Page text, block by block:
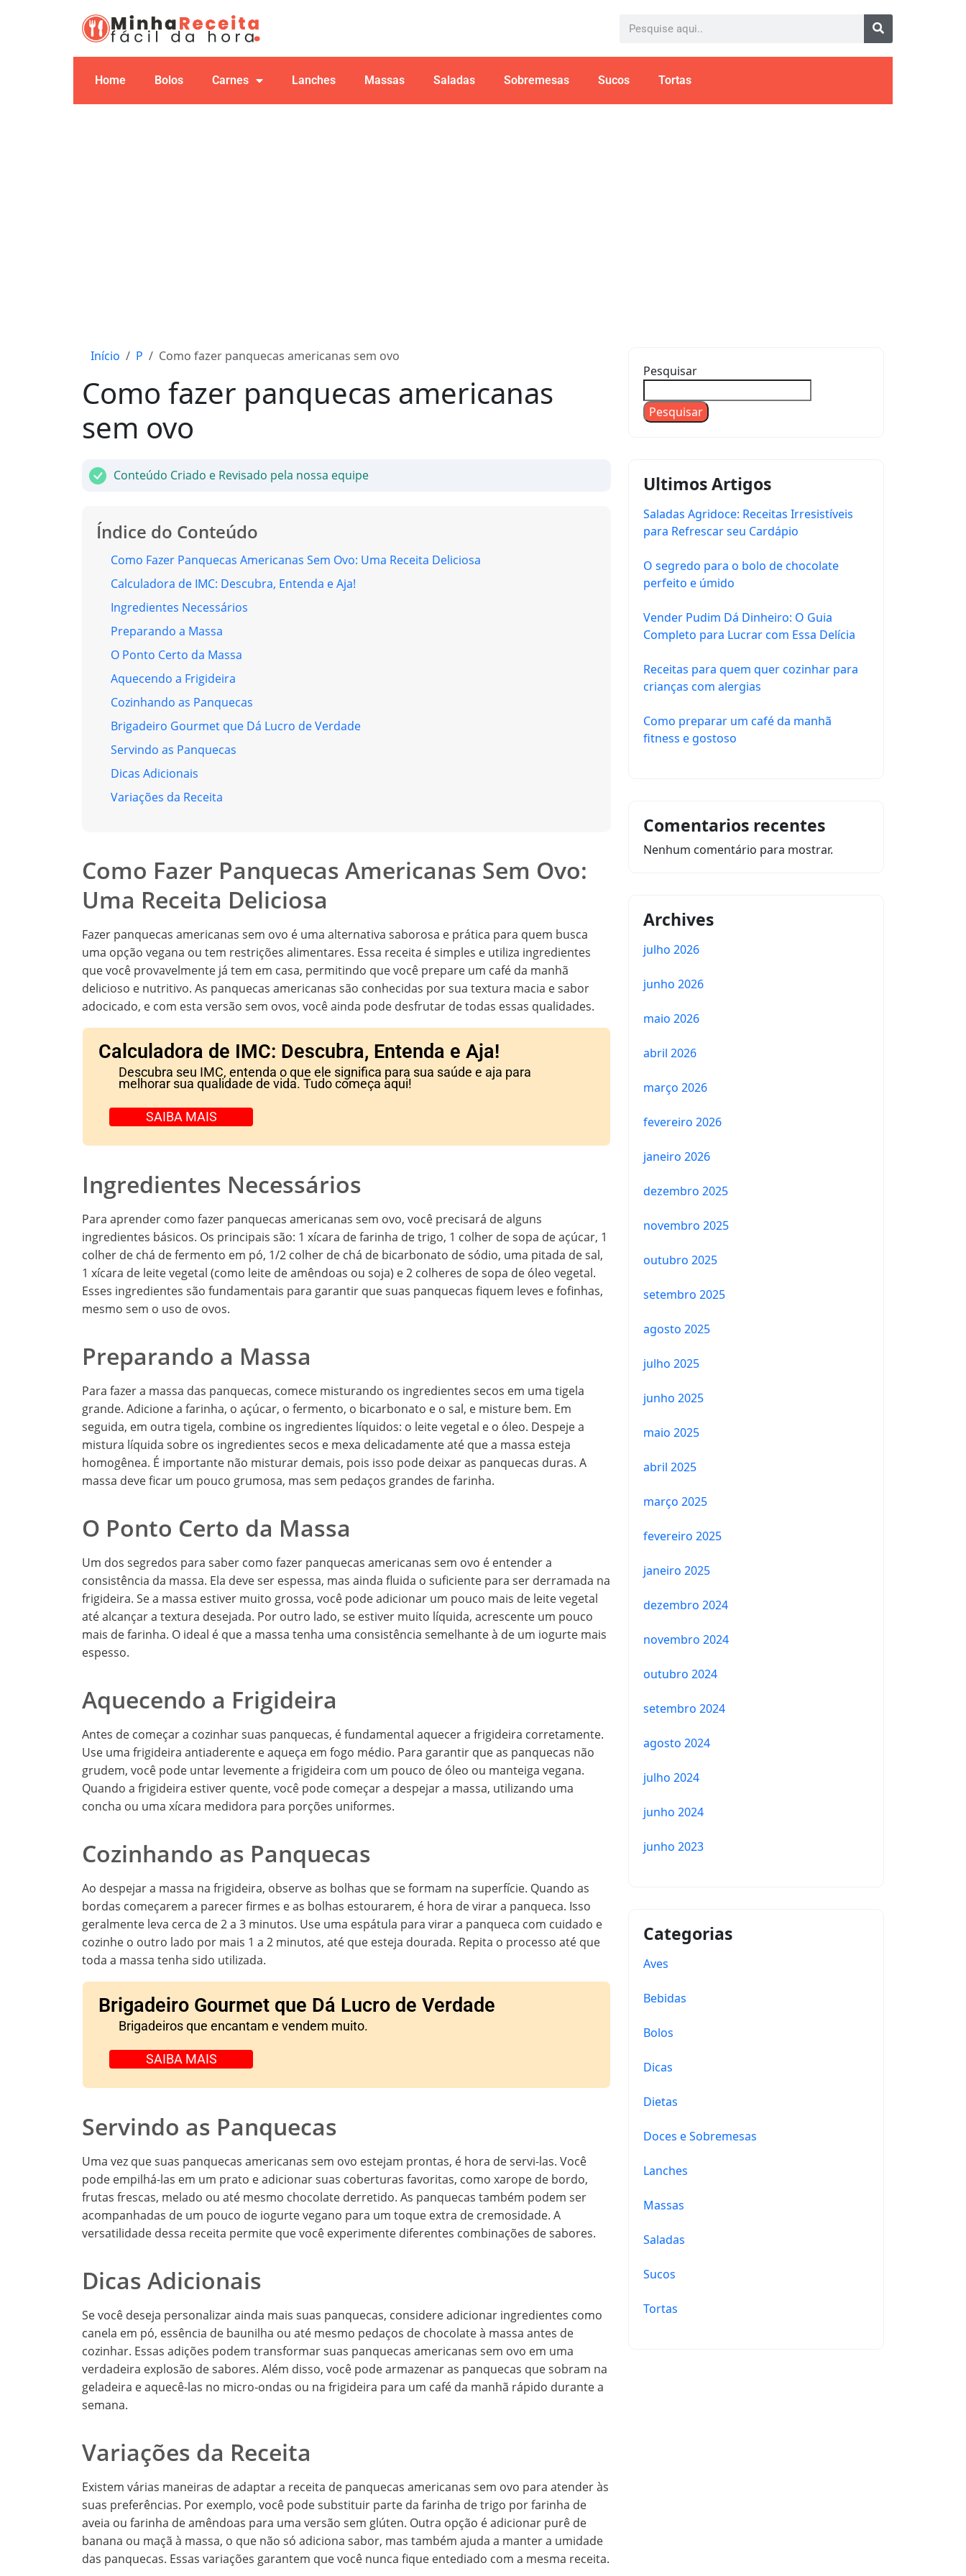
Home Bolos Carnes Lanches Massas Saladas Sobremesas Sucos Tortas
Início P Como fazer panquecas americanas sem ovo
Como fazer panquecas americanas
sem ovo
Conteúdo Criado e Revisado pela nossa equipe
Índice do Conteúdo
Como Fazer Panquecas Americanas Sem Ovo: Uma Receita Deliciosa
Calculadora de IMC: Descubra, Entenda e Aja!
Ingredientes Necessários
Preparando a Massa
O Ponto Certo da Massa
Aquecendo a Frigideira
Cozinhando as Panquecas
Brigadeiro Gourmet que Dá Lucro de Verdade
Servindo as Panquecas
Dicas Adicionais
Variações da Receita
Como Fazer Panquecas Americanas Sem Ovo:
Uma Receita Deliciosa
Fazer panquecas americanas sem ovo é uma alternativa saborosa e prática para quem busca
uma opção vegana ou tem restrições alimentares. Essa receita é simples e utiliza ingredientes
que você provavelmente já tem em casa, permitindo que você prepare um café da manhã
delicioso e nutritivo. As panquecas americanas são conhecidas por sua textura macia e sabor
adocicado, e com esta versão sem ovos, você ainda pode desfrutar de todas essas qualidades.
Calculadora de IMC: Descubra, Entenda e Aja!
Descubra seu IMC, entenda o que ele significa para sua saúde e aja para
melhorar sua qualidade de vida. Tudo começa aqui!
SAIBA MAIS
Ingredientes Necessários
Para aprender como fazer panquecas americanas sem ovo, você precisará de alguns
ingredientes básicos. Os principais são: 1 xícara de farinha de trigo, 1 colher de sopa de açúcar, 1
colher de chá de fermento em pó, 1/2 colher de chá de bicarbonato de sódio, uma pitada de sal,
1 xícara de leite vegetal (como leite de amêndoas ou soja) e 2 colheres de sopa de óleo vegetal.
Esses ingredientes são fundamentais para garantir que suas panquecas fiquem leves e fofinhas,
mesmo sem o uso de ovos.
Preparando a Massa
Para fazer a massa das panquecas, comece misturando os ingredientes secos em uma tigela
grande. Adicione a farinha, o açúcar, o fermento, o bicarbonato e o sal, e misture bem. Em
seguida, em outra tigela, combine os ingredientes líquidos: o leite vegetal e o óleo. Despeje a
mistura líquida sobre os ingredientes secos e mexa delicadamente até que a massa esteja
homogênea. É importante não misturar demais, pois isso pode deixar as panquecas duras. A
massa deve ficar um pouco grumosa, mas sem pedaços grandes de farinha.
O Ponto Certo da Massa
Um dos segredos para saber como fazer panquecas americanas sem ovo é entender a
consistência da massa. Ela deve ser espessa, mas ainda fluida o suficiente para ser derramada na
frigideira. Se a massa estiver muito grossa, você pode adicionar um pouco mais de leite vegetal
até alcançar a textura desejada. Por outro lado, se estiver muito líquida, acrescente um pouco
mais de farinha. O ideal é que a massa tenha uma consistência semelhante à de um iogurte mais
espesso.
Aquecendo a Frigideira
Antes de começar a cozinhar suas panquecas, é fundamental aquecer a frigideira corretamente.
Use uma frigideira antiaderente e aqueça em fogo médio. Para garantir que as panquecas não
grudem, você pode untar levemente a frigideira com um pouco de óleo ou manteiga vegana.
Quando a frigideira estiver quente, você pode começar a despejar a massa, utilizando uma
concha ou uma xícara medidora para porções uniformes.
Cozinhando as Panquecas
Ao despejar a massa na frigideira, observe as bolhas que se formam na superfície. Quando as
bordas começarem a parecer firmes e as bolhas estourarem, é hora de virar a panqueca. Isso
geralmente leva cerca de 2 a 3 minutos. Use uma espátula para virar a panqueca com cuidado e
cozinhe o outro lado por mais 1 a 2 minutos, até que esteja dourada. Repita o processo até que
toda a massa tenha sido utilizada.
Brigadeiro Gourmet que Dá Lucro de Verdade
Brigadeiros que encantam e vendem muito.
SAIBA MAIS
Servindo as Panquecas
Uma vez que suas panquecas americanas sem ovo estejam prontas, é hora de servi-las. Você
pode empilhá-las em um prato e adicionar suas coberturas favoritas, como xarope de bordo,
frutas frescas, melado ou até mesmo chocolate derretido. As panquecas também podem ser
acompanhadas de um pouco de iogurte vegano para um toque extra de cremosidade. A
versatilidade dessa receita permite que você experimente diferentes combinações de sabores.
Dicas Adicionais
Se você deseja personalizar ainda mais suas panquecas, considere adicionar ingredientes como
canela em pó, essência de baunilha ou até mesmo pedaços de chocolate à massa antes de
cozinhar. Essas adições podem transformar suas panquecas americanas sem ovo em uma
verdadeira explosão de sabores. Além disso, você pode armazenar as panquecas que sobram na
geladeira e aquecê-las no micro-ondas ou na frigideira para um café da manhã rápido durante a
semana.
Variações da Receita
Existem várias maneiras de adaptar a receita de panquecas americanas sem ovo para atender às
suas preferências. Por exemplo, você pode substituir parte da farinha de trigo por farinha de
aveia ou farinha de amêndoas para uma versão sem glúten. Outra opção é adicionar purê de
banana ou maçã à massa, o que não só adiciona sabor, mas também ajuda a manter a umidade
das panquecas. Essas variações garantem que você nunca fique entediado com a mesma receita.
Pesquisar
Pesquisar
Ultimos Artigos
Saladas Agridoce: Receitas Irresistíveis
para Refrescar seu Cardápio
O segredo para o bolo de chocolate
perfeito e úmido
Vender Pudim Dá Dinheiro: O Guia
Completo para Lucrar com Essa Delícia
Receitas para quem quer cozinhar para
crianças com alergias
Como preparar um café da manhã
fitness e gostoso
Comentarios recentes
Nenhum comentário para mostrar.
Archives
julho 2026
junho 2026
maio 2026
abril 2026
março 2026
fevereiro 2026
janeiro 2026
dezembro 2025
novembro 2025
outubro 2025
setembro 2025
agosto 2025
julho 2025
junho 2025
maio 2025
abril 2025
março 2025
fevereiro 2025
janeiro 2025
dezembro 2024
novembro 2024
outubro 2024
setembro 2024
agosto 2024
julho 2024
junho 2024
junho 2023
Categorias
Aves
Bebidas
Bolos
Dicas
Dietas
Doces e Sobremesas
Lanches
Massas
Saladas
Sucos
Tortas